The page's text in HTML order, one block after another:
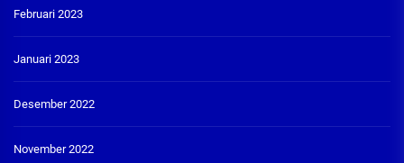
Februari 2023
Januari 2023
Desember 2022
November 2022